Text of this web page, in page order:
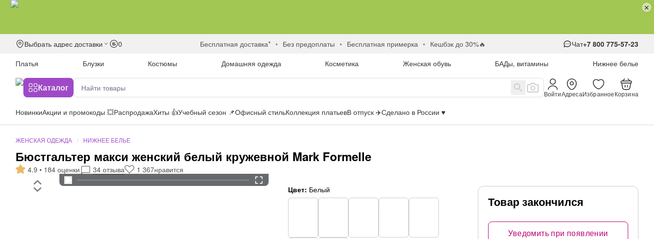
Выбрать адрес доставки 0 бесплатная доставка* без предоплаты бесплатная примерка кешбэк до 30%🔥 Чат+7 800 775-57-23
Платья
Блузки Костюмы Домашняя одежда Косметика Женская обувь БАДы, витамины Нижнее белье
Каталог
ВойтиАдресаИзбранноеКорзина
НовинкиАкции и промокоды 💥РаспродажаХиты 👍Учебный сезон 📌Офисный стильКоллекция платьевВ отпуск ✈️Сделано в России ♥️
ЖЕНСКАЯ ОДЕЖДА НИЖНЕЕ БЕЛЬЕ
Бюстгальтер макси женский белый кружевной Mark Formelle
4.9 • 184 оценки 34 отзыва 1 367нравится
Цвет: Белый
Товар закончился
Уведомить при появлении